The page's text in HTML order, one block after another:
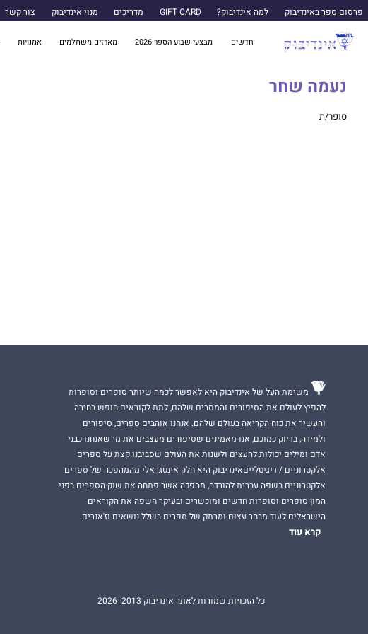
פרסום ספר באינדיבוק למה אינדיבוק? GIFT CARD מדריכים מנוי אינדיבוק צור קשר
חדשים מבצעי שבוע הספר 2026 מארזים משתלמים אמנויות
נעמה שחר
סופר/ת
משימת העל של אינדיבוק היא לאפשר לכמה שיותר סופרים וסופרות
להפיץ לעולם את הסיפורים והמסרים שלהם, לתת לקוראים חופש בחירה
והעשיר את כוח הקריאה בעולם שלהם. אנחנו אוהבים ספרים, סיפורים
ולמידה, בדיוק כמוכם, אנו מאמינים שסיפורים מעצבים את מי שאנחנו כבני
אדם ומילים יכולות להעצים ולשנות את העולם שסביבנו.קצת על ספרים
אלקטרוניים / דיגיטלייםאינדיבוק היא חלק אינטגראלי מהמהפכה של ספרים
אלקטרוניים בשפה עברית להורדה, מהפכה אשר פתחה את שוק הספרים בפני
המון סופרים וסופרות חדשים ומוכשרים ובעיקר חשפה את הקוראים
הישראלים לעוד מבחר עצום ומרתק של ספרים בשלל נושאים וז'אנרים.
קרא עוד
כל הזכויות שמורות לאתר אינדיבוק 2013- 2026